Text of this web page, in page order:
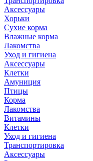
Аксессуары
Хорьки
Сухие корма
Влажные корма
Лакомства
Уход и гигиена
Аксессуары
Клетки
Амуниция
Птицы
Корма
Лакомства
Витамины
Клетки
Уход и гигиена
Транспортировка
Аксессуары